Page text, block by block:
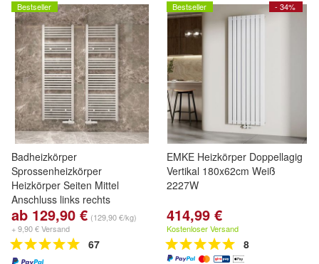
Bestseller
Badheizkörper
Sprossenheizkörper
Heizkörper Seiten Mittel
Anschluss links rechts
ab 129,90 € (129,90 €/kg)
+ 9,90 € Versand
67
- 34%
Bestseller
EMKE Heizkörper Doppellagig
Vertikal 180x62cm Weiß
2227W
414,99 €
Kostenloser Versand
8